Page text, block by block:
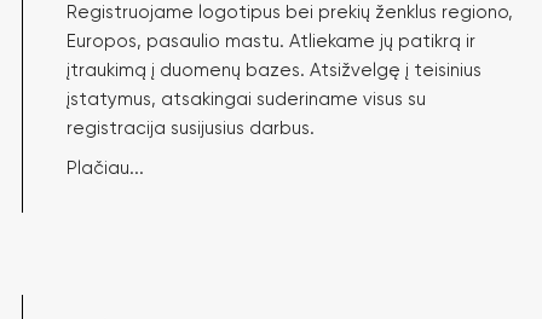
Registruojame logotipus bei prekių ženklus regiono,
Europos, pasaulio mastu. Atliekame jų patikrą ir
įtraukimą į duomenų bazes. Atsižvelgę į teisinius
įstatymus, atsakingai suderiname visus su
registracija susijusius darbus.
Plačiau...